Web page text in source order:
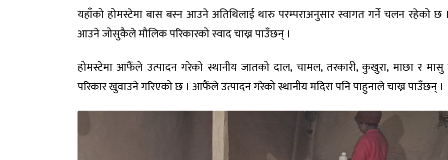
यहाँको होमस्टेमा बास बस्न आउने अतिथिलाई थारु परम्पराअनुसार स्वागत गर्ने चलन रहेको छ
आउने जोसुकैले मौलिक परिकारको स्वाद चाख्न पाउँछन् ।
होमस्टेमा आफैंले उत्पादन गरेको स्थानीय जातको दाल, चामल, तरकारी, कुखुरा, माछा र मासु
परिकार खुवाउने गरिएको छ । आफैंले उत्पादन गरेको स्थानीय मदिरा पनि पाहुनाले चाख्न पाउँछन् ।